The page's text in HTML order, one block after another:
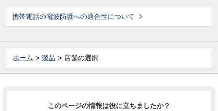
携帯電話の電波防護への適合性について
ホーム 製品 店舗の選択
このページの情報は役に立ちましたか？